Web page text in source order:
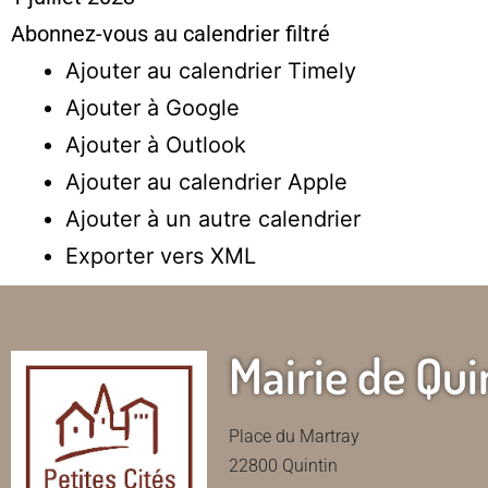
Abonnez-vous au calendrier filtré
Ajouter au calendrier Timely
Ajouter à Google
Ajouter à Outlook
Ajouter au calendrier Apple
Ajouter à un autre calendrier
Exporter vers XML
Mairie de
Place du Martray
22800 Quintin